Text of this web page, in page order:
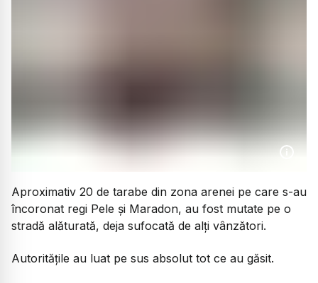
Aproximativ 20 de tarabe din zona arenei pe care s-au
încoronat regi Pele și Maradon, au fost mutate pe o
stradă alăturată, deja sufocată de alți vânzători.
Autoritățile au luat pe sus absolut tot ce au găsit.